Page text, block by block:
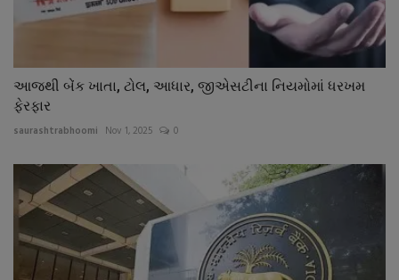
આજથી બેંક ખાતા, ટોલ, આધાર, જીએસટીના નિયમોમાં ધરખમ
ફેરફાર
saurashtrabhoomi Nov 1, 2025 0